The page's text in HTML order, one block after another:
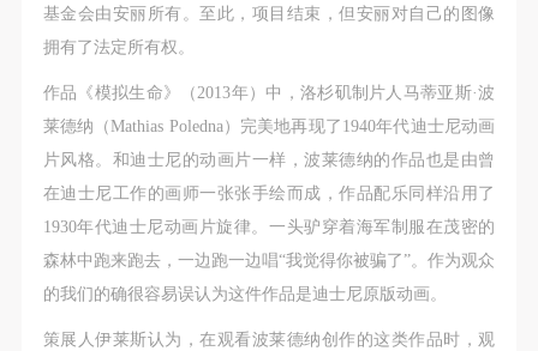
基金会由安丽所有。至此，项目结束，但安丽对自己的图像
拥有了法定所有权。
作品《模拟生命》（2013年）中，洛杉矶制片人马蒂亚斯·波
莱德纳（Mathias Poledna）完美地再现了1940年代迪士尼动画
片风格。和迪士尼的动画片一样，波莱德纳的作品也是由曾
在迪士尼工作的画师一张张手绘而成，作品配乐同样沿用了
1930年代迪士尼动画片旋律。一头驴穿着海军制服在茂密的
森林中跑来跑去，一边跑一边唱“我觉得你被骗了”。作为观众
的我们的确很容易误认为这件作品是迪士尼原版动画。
策展人伊莱斯认为，在观看波莱德纳创作的这类作品时，观